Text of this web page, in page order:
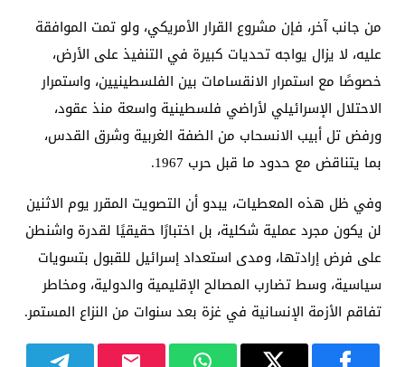
من جانب آخر، فإن مشروع القرار الأمريكي، ولو تمت الموافقة
عليه، لا يزال يواجه تحديات كبيرة في التنفيذ على الأرض،
خصوصًا مع استمرار الانقسامات بين الفلسطينيين، واستمرار
الاحتلال الإسرائيلي لأراضي فلسطينية واسعة منذ عقود،
ورفض تل أبيب الانسحاب من الضفة الغربية وشرق القدس،
بما يتناقض مع حدود ما قبل حرب 1967.
وفي ظل هذه المعطيات، يبدو أن التصويت المقرر يوم الاثنين
لن يكون مجرد عملية شكلية، بل اختبارًا حقيقيًا لقدرة واشنطن
على فرض إرادتها، ومدى استعداد إسرائيل للقبول بتسويات
سياسية، وسط تضارب المصالح الإقليمية والدولية، ومخاطر
تفاقم الأزمة الإنسانية في غزة بعد سنوات من النزاع المستمر.